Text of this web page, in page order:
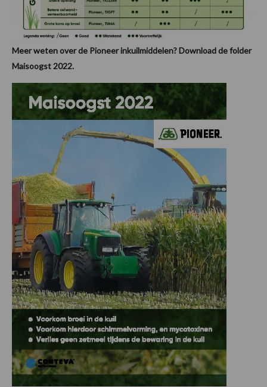
Meer weten over de Pioneer inkuilmiddelen? Download de folder
Maisoogst 2022.